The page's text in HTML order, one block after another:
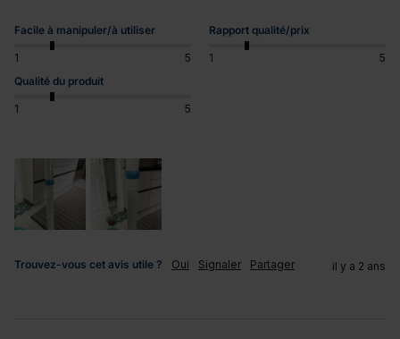
Facile à manipuler/à utiliser
1 5
Rapport qualité/prix
1
5
Qualité du produit
1 5
Trouvez-vous cet avis utile ? Oui Signaler Partager il y a 2 ans